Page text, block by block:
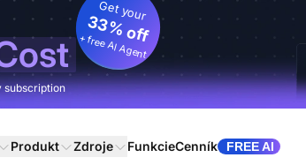
Get your
33% off
+ free AI Agent
subscription
Produkt Zdroje FunkcieCenník FREE AI